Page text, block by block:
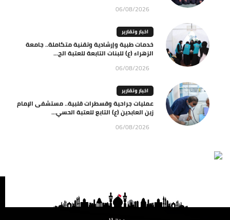
06/08/2026
اخبار وتقارير
خدمات طبية وإرشادية وتقنية متكاملة.. جامعة
الزهراء (ع) للبنات التابعة للعتبة الح...
06/08/2026
اخبار وتقارير
عمليات جراحية وقسطرات قلبية.. مستشفى الإمام
زين العابدين (ع) التابع للعتبة الحسي...
06/08/2026